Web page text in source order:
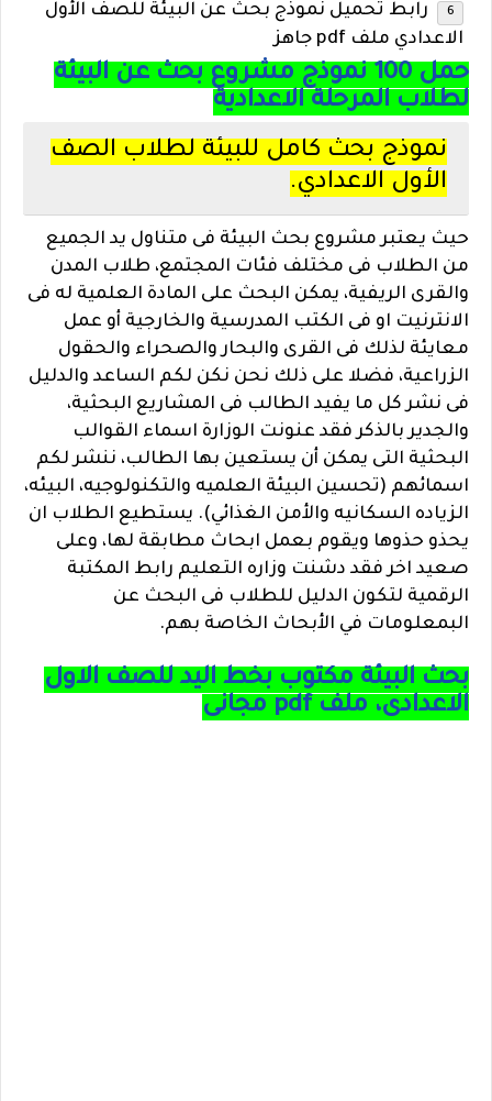
رابط تحميل نموذج بحث عن البيئة للصف الأول
الاعدادي ملف pdf جاهز
حمل 100 نموذج مشروع بحث عن البيئة
لطلاب المرحلة الاعدادية
نموذج بحث كامل للبيئة لطلاب الصف
الأول الاعدادي.
حيث يعتبر مشروع بحث البيئة فى متناول يد الجميع
من الطلاب فى مختلف فئات المجتمع، طلاب المدن
والقرى الريفية، يمكن البحث على المادة العلمية له فى
الانترنيت او فى الكتب المدرسية والخارجية أو عمل
معايئة لذلك فى القرى والبحار والصحراء والحقول
الزراعية، فضلا على ذلك نحن نكن لكم الساعد والدليل
فى نشر كل ما يفيد الطالب فى المشاريع البحثية،
والجدير بالذكر فقد عنونت الوزارة اسماء القوالب
البحثية التى يمكن أن يستعين بها الطالب، ننشر لكم
اسمائهم (تحسين البيئة العلميه والتكنولوجيه، البيئه،
الزياده السكانيه والأمن الغذائي). يستطيع الطلاب ان
يحذو حذوها ويقوم بعمل ابحاث مطابقة لها، وعلى
صعيد اخر فقد دشنت وزاره التعليم رابط المكتبة
الرقمية لتكون الدليل للطلاب فى البحث عن
البمعلومات في الأبحاث الخاصة بهم.
بحث البيئة مكتوب بخط اليد للصف الاول
الاعدادى، ملف pdf مجانى